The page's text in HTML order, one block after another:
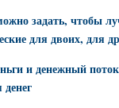
задать, чтобы
для двоих, для
и денежный